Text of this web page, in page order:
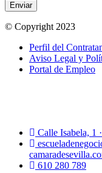
Enviar
© Copyright 2023
Perfil del
Aviso Legal y
Portal de Empleo
Calle Isabela, 1
610 280 789